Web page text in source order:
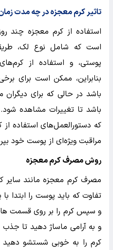
تاثیر کرم معجزه در چه مدت
استفاده از کرم معجزه چند
است که شامل نوع لک،
پوستی، و استفاده از
بنابراین، ممکن است برای
باشد در حالی که برای
باشد تا تغییرات مشاهده
که دستورالعمل‌های استفاده از
مراقبت ویژه‌ای از پوست خود
روش مصرف کرم معجزه
مصرف کرم معجزه مانند سایر
تفاوت که باید پوست را ابتدا
و سپس کرم را بر روی قسمت
و به آرامی ماساژ دهید تا
کرم را به خوبی شستشو دهید